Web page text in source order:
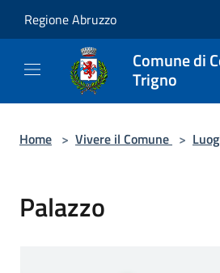
Regione Abruzzo
Comune di
Trigno
Home > Vivere il Comune >
Palazzo